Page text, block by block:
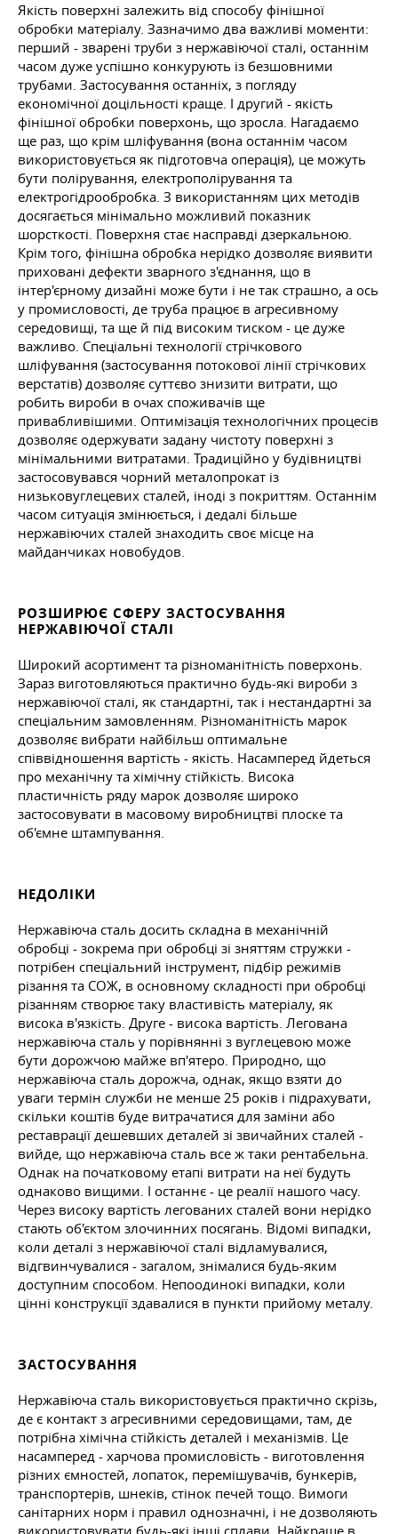
Якість поверхні залежить від способу фінішної
обробки матеріалу. Зазначимо два важливі моменти:
перший - зварені труби з нержавіючої сталі, останнім
часом дуже успішно конкурують із безшовними
трубами. Застосування останніх, з погляду
економічної доцільності краще. І другий - якість
фінішної обробки поверхонь, що зросла. Нагадаємо
ще раз, що крім шліфування (вона останнім часом
використовується як підготовча операція), це можуть
бути полірування, електрополірування та
електрогідрообробка. З використанням цих методів
досягається мінімально можливий показник
шорсткості. Поверхня стає насправді дзеркальною.
Крім того, фінішна обробка нерідко дозволяє виявити
приховані дефекти зварного з'єднання, що в
інтер'єрному дизайні може бути і не так страшно, а ось
у промисловості, де труба працює в агресивному
середовищі, та ще й під високим тиском - це дуже
важливо. Спеціальні технології стрічкового
шліфування (застосування потокової лінії стрічкових
верстатів) дозволяє суттєво знизити витрати, що
робить вироби в очах споживачів ще
привабливішими. Оптимізація технологічних процесів
дозволяє одержувати задану чистоту поверхні з
мінімальними витратами. Традиційно у будівництві
застосовувався чорний металопрокат із
низьковуглецевих сталей, іноді з покриттям. Останнім
часом ситуація змінюється, і дедалі більше
нержавіючих сталей знаходить своє місце на
майданчиках новобудов.
РОЗШИРЮЄ СФЕРУ ЗАСТОСУВАННЯ
НЕРЖАВІЮЧОЇ СТАЛІ
Широкий асортимент та різноманітність поверхонь.
Зараз виготовляються практично будь-які вироби з
нержавіючої сталі, як стандартні, так і нестандартні за
спеціальним замовленням. Різноманітність марок
дозволяє вибрати найбільш оптимальне
співвідношення вартість - якість. Насамперед йдеться
про механічну та хімічну стійкість. Висока
пластичність ряду марок дозволяє широко
застосовувати в масовому виробництві плоске та
об'ємне штампування.
НЕДОЛІКИ
Нержавіюча сталь досить складна в механічній
обробці - зокрема при обробці зі зняттям стружки -
потрібен спеціальний інструмент, підбір режимів
різання та СОЖ, в основному складності при обробці
різанням створює таку властивість матеріалу, як
висока в'язкість. Друге - висока вартість. Легована
нержавіюча сталь у порівнянні з вуглецевою може
бути дорожчою майже вп'ятеро. Природно, що
нержавіюча сталь дорожча, однак, якщо взяти до
уваги термін служби не менше 25 років і підрахувати,
скільки коштів буде витрачатися для заміни або
реставрації дешевших деталей зі звичайних сталей -
вийде, що нержавіюча сталь все ж таки рентабельна.
Однак на початковому етапі витрати на неї будуть
однаково вищими. І останнє - це реалії нашого часу.
Через високу вартість легованих сталей вони нерідко
стають об'єктом злочинних посягань. Відомі випадки,
коли деталі з нержавіючої сталі відламувалися,
відгвинчувалися - загалом, знімалися будь-яким
доступним способом. Непоодинокі випадки, коли
цінні конструкції здавалися в пункти прийому металу.
ЗАСТОСУВАННЯ
Нержавіюча сталь використовується практично скрізь,
де є контакт з агресивними середовищами, там, де
потрібна хімічна стійкість деталей і механізмів. Це
насамперед - харчова промисловість - виготовлення
різних ємностей, лопаток, перемішувачів, бункерів,
транспортерів, шнеків, стінок печей тощо. Вимоги
санітарних норм і правил однозначні, і не дозволяють
використовувати будь-які інші сплави. Найкраще в